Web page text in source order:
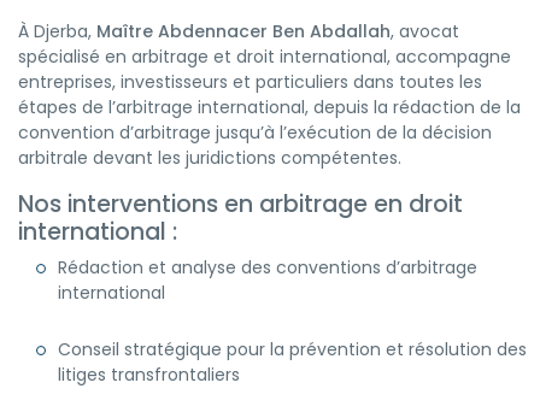
À Djerba, Maître Abdennacer Ben Abdallah, avocat
spécialisé en arbitrage et droit international, accompagne
entreprises, investisseurs et particuliers dans toutes les
étapes de l’arbitrage international, depuis la rédaction de la
convention d’arbitrage jusqu’à l’exécution de la décision
arbitrale devant les juridictions compétentes.
Nos interventions en arbitrage en droit
international :
Rédaction et analyse des conventions d’arbitrage
international
Conseil stratégique pour la prévention et résolution des
litiges transfrontaliers